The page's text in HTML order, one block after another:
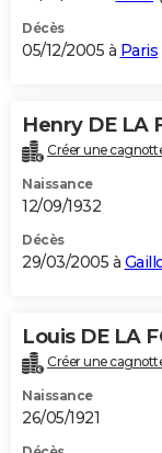
Décès
05/12/2005 à Paris
Henry DE LA
Créer une
Naissance
12/09/1932
Décès
29/03/2005 à
Louis DE LA
Créer une
Naissance
26/05/1921